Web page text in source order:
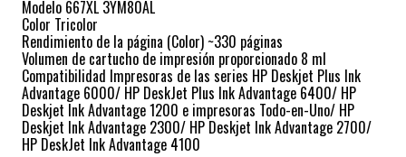
Modelo 667XL 3YM80AL
Color Tricolor
Rendimiento de la página (Color) ~330 páginas
Volumen de cartucho de impresión proporcionado 8 ml
Compatibilidad Impresoras de las series HP Deskjet Plus Ink
Advantage 6000/ HP DeskJet Plus Ink Advantage 6400/ HP
Deskjet Ink Advantage 1200 e impresoras Todo-en-Uno/ HP
Deskjet Ink Advantage 2300/ HP Deskjet Ink Advantage 2700/
HP DeskJet Ink Advantage 4100